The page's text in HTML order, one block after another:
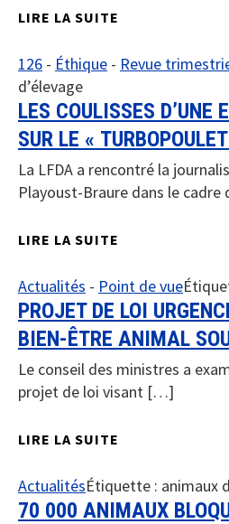
LIRE LA SUITE
126 - Éthique - Revue
d’élevage
LES COULISSES D’UNE
SUR LE «
La LFDA a rencontré la
Playoust-Braure dans le
LIRE LA SUITE
Actualités - Point de vue
PROJET DE LOI
BIEN-ÊTRE ANIMAL
Le conseil des ministres a
projet de loi visant […]
LIRE LA SUITE
ActualitésÉtiquette : animaux
70 000 ANIMAUX